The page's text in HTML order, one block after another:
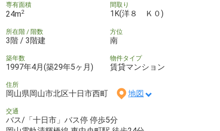
専有面積
24m2
間取り
1K(洋８ Ｋ０)
所在階 / 階数
3階 / 3階建
方位
南
築年数
1997年4月(築29年5ヶ月)
物件タイプ
賃貸マンション
住所
岡山県岡山市北区十日市西町 地図
交通
バス/「十日市」バス停 停歩5分